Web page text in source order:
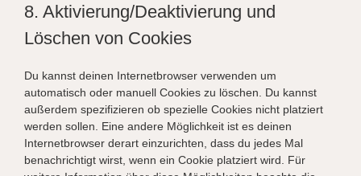
8. Aktivierung/Deaktivierung und
Löschen von Cookies
Du kannst deinen Internetbrowser verwenden um
automatisch oder manuell Cookies zu löschen. Du kannst
außerdem spezifizieren ob spezielle Cookies nicht platziert
werden sollen. Eine andere Möglichkeit ist es deinen
Internetbrowser derart einzurichten, dass du jedes Mal
benachrichtigt wirst, wenn ein Cookie platziert wird. Für